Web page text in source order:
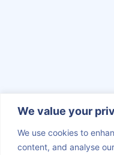
We value your
We use cookies to
content, and analyse